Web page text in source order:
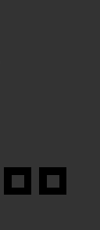
Auf
Link